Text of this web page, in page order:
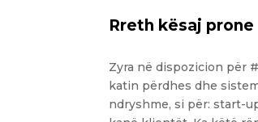
Rreth kësaj prone
Zyra në dispozicion për
katin përdhes dhe
ndryshme, si për: start-